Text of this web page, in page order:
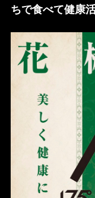
ちで食べて健康